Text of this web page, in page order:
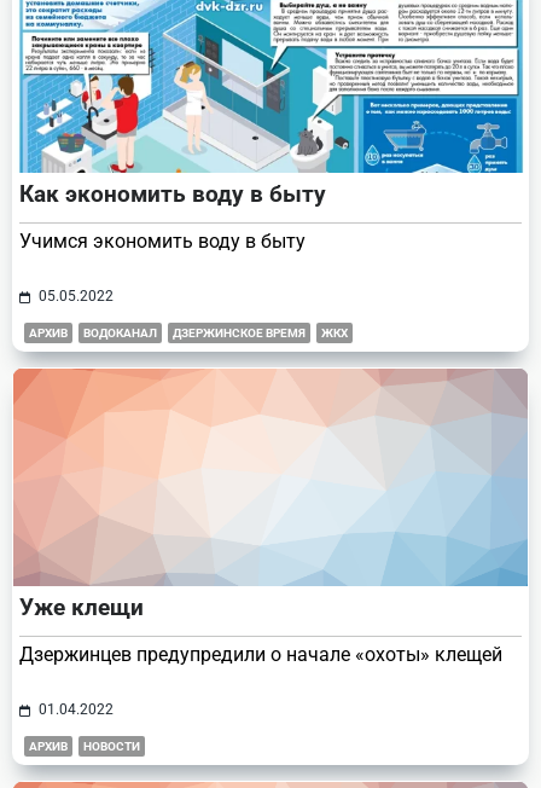
Как экономить воду в быту
Учимся экономить воду в быту
05.05.2022
АРХИВ ВОДОКАНАЛ ДЗЕРЖИНСКОЕ ВРЕМЯ ЖКХ
Уже клещи
Дзержинцев предупредили о начале «охоты» клещей
01.04.2022
АРХИВ НОВОСТИ